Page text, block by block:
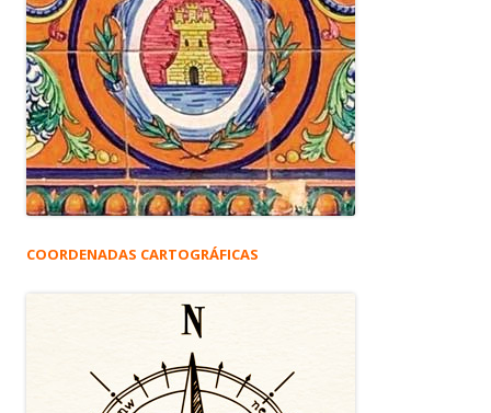
COORDENADAS CARTOGRÁFICAS